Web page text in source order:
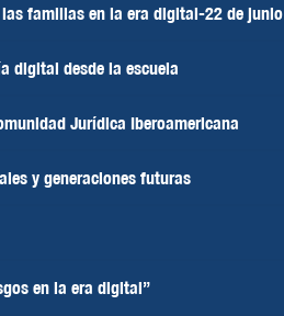
las familias en la era digital-22 de junio
digital desde la escuela
Jurídica Iberoamericana
y generaciones futuras
en la era digital”